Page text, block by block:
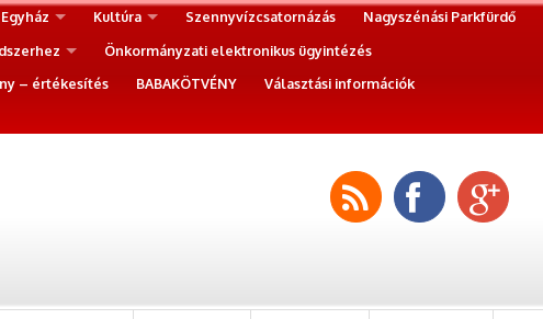
Egyház Kultúra Szennyvízcsatornázás
Nagyszénási Parkfürdő
Önkormányzati elektronikus ügyintézés
– értékesítés BABAKÖTVÉNY
Választási információk